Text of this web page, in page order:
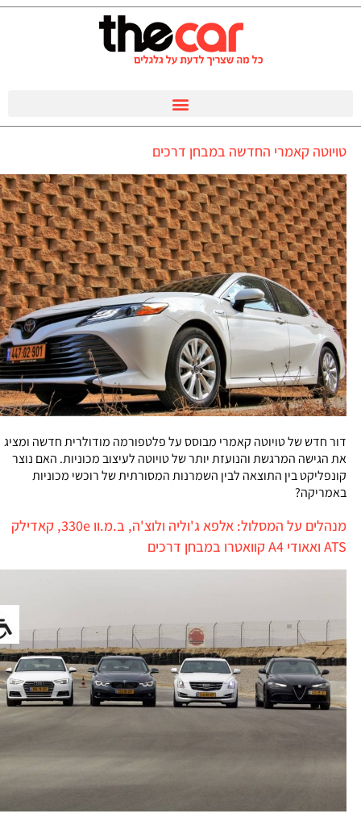
טויוטה קאמרי החדשה במבחן דרכים
דור חדש של טויוטה קאמרי מבוסס על פלטפורמה מודולרית חדשה ומציג
את הגישה המרגשת והנועזת יותר של טויוטה לעיצוב מכוניות. האם נוצר
קונפליקט בין התוצאה לבין השמרנות המסורתית של רוכשי מכוניות
באמריקה?
מנהלים על המסלול: אלפא ג'וליה ולוצ'ה, ב.מ.וו 330e, קאדילק
ATS ואאודי A4 קוואטרו במבחן דרכים